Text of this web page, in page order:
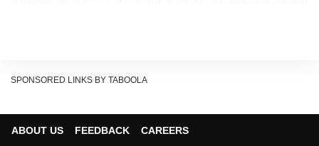
SPONSORED LINKS BY TABOOLA
ABOUT US FEEDBACK CAREERS